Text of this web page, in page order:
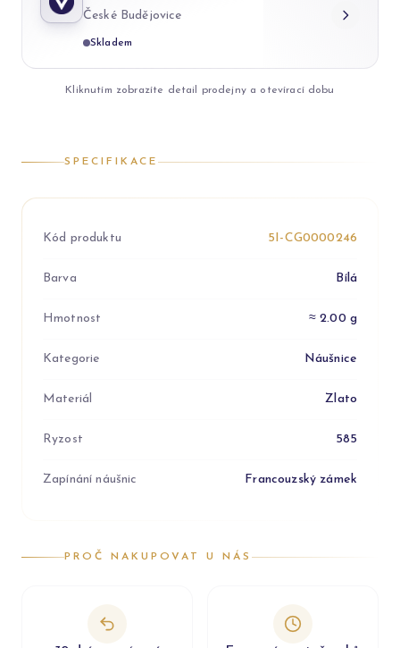
České Budějovice
Skladem
Kliknutím zobrazíte detail prodejny a otevírací dobu
SPECIFIKACE
Kód produktu 5I-CG0000246
Barva Bílá
Hmotnost ≈ 2.00 g
Kategorie Náušnice
Materiál Zlato
Ryzost 585
Zapínání náušnic Francouzský zámek
PROČ NAKUPOVAT U NÁS